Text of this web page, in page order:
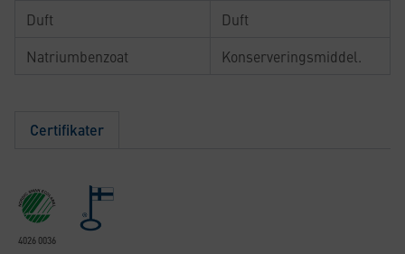
Duft
Duft
Natriumbenzoat
Konserveringsmiddel.
Certifikater
4026 0036